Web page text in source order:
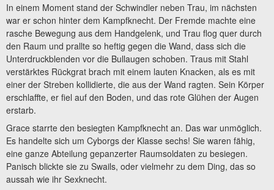
In einem Moment stand der Schwindler neben Trau, im nächsten
war er schon hinter dem Kampfknecht. Der Fremde machte eine
rasche Bewegung aus dem Handgelenk, und Trau flog quer durch
den Raum und prallte so heftig gegen die Wand, dass sich die
Unterdruckblenden vor die Bullaugen schoben. Traus mit Stahl
verstärktes Rückgrat brach mit einem lauten Knacken, als es mit
einer der Streben kollidierte, die aus der Wand ragten. Sein Körper
erschlaffte, er fiel auf den Boden, und das rote Glühen der Augen
erstarb.
Grace starrte den besiegten Kampfknecht an. Das war unmöglich.
Es handelte sich um Cyborgs der Klasse sechs! Sie waren fähig,
eine ganze Abteilung gepanzerter Raumsoldaten zu besiegen.
Panisch blickte sie zu Swails, oder vielmehr zu dem Ding, das so
aussah wie ihr Sexknecht.